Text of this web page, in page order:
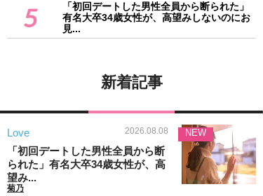
5
「初回デートした男性全員から断られた」
有名大卒34歳女性が、高望みしないのにお
見...
新着記事
Love 2026.08.08
「初回デートした男性全員から断
られた」有名大卒34歳女性が、高
望み...
菊乃
NEW